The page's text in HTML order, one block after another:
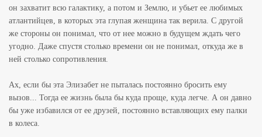
он захватит всю галактику, а потом и Землю, и убьет ее любимых
атлантийцев, в которых эта глупая женщина так верила. С другой
же стороны он понимал, что от нее можно в будущем ждать чего
угодно. Даже спустя столько времени он не понимал, откуда же в
ней столько сопротивления.
Ах, если бы эта Элизабет не пыталась постоянно бросить ему
вызов... Тогда ее жизнь была бы куда проще, куда легче. А он давно
бы уже избавился от ее друзей, постоянно вставляющих ему палки
в колеса.